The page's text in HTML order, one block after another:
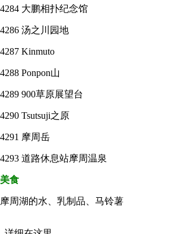
4284 大鹏相扑纪念馆
4286 汤之川园地
4287 Kinmuto
4288 Ponpon山
4289 900草原展望台
4290 Tsutsuji之原
4291 摩周岳
4293 道路休息站摩周温泉
美食
摩周湖的水、乳制品、马铃薯